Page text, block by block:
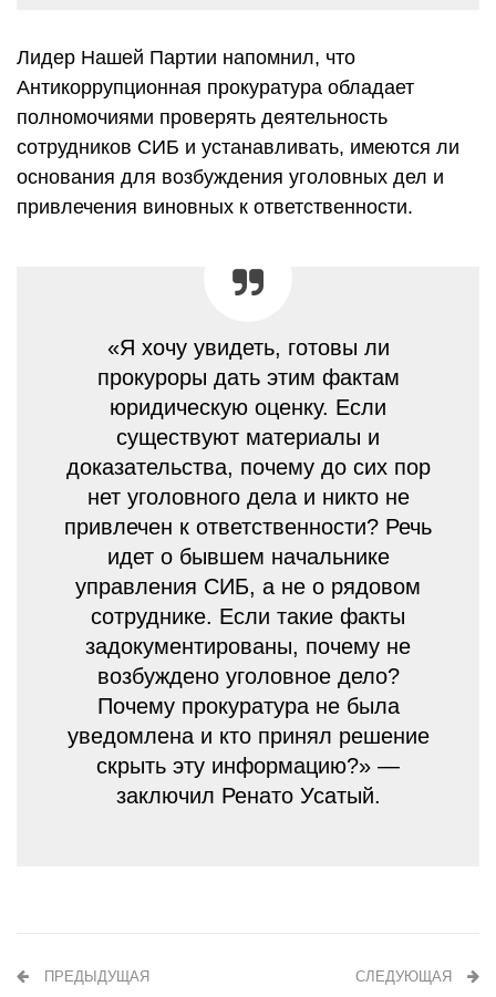
Лидер Нашей Партии напомнил, что
Антикоррупционная прокуратура обладает
полномочиями проверять деятельность
сотрудников СИБ и устанавливать, имеются ли
основания для возбуждения уголовных дел и
привлечения виновных к ответственности.
«Я хочу увидеть, готовы ли
прокуроры дать этим фактам
юридическую оценку. Если
существуют материалы и
доказательства, почему до сих пор
нет уголовного дела и никто не
привлечен к ответственности? Речь
идет о бывшем начальнике
управления СИБ, а не о рядовом
сотруднике. Если такие факты
задокументированы, почему не
возбуждено уголовное дело?
Почему прокуратура не была
уведомлена и кто принял решение
скрыть эту информацию?» —
заключил Ренато Усатый.
ПРЕДЫДУЩАЯ СЛЕДУЮЩАЯ